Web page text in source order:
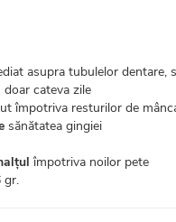
asupra tubulelor dentare,
cateva zile
împotriva resturilor de
sănătatea gingiei
împotriva noilor pete
gr.